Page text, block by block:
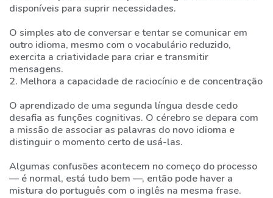
disponíveis para suprir necessidades.
O simples ato de conversar e tentar se comunicar em
outro idioma, mesmo com o vocabulário reduzido,
exercita a criatividade para criar e transmitir
mensagens.
2. Melhora a capacidade de raciocínio e de concentração
O aprendizado de uma segunda língua desde cedo
desafia as funções cognitivas. O cérebro se depara com
a missão de associar as palavras do novo idioma e
distinguir o momento certo de usá-las.
Algumas confusões acontecem no começo do processo
— é normal, está tudo bem —, então pode haver a
mistura do português com o inglês na mesma frase.